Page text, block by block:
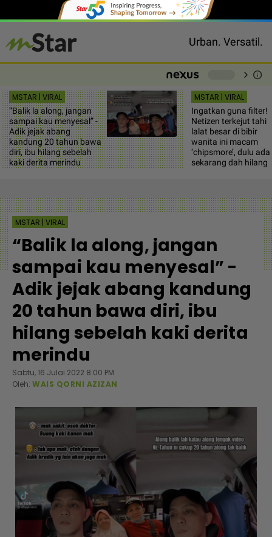
Urban. Versatil.
chevron_right info
MSTAR | VIRAL
“Balik la along, jangan
sampai kau menyesal” -
Adik jejak abang
kandung 20 tahun bawa
diri, ibu hilang sebelah
kaki derita merindu
MSTAR | VIRAL
Ingatkan guna filter!
Netizen terkejut tahi
lalat besar di bibir
wanita ini macam
‘chipsmore’, dulu ada
sekarang dah hilang
MSTAR | VIRAL
“Balik la along, jangan
sampai kau menyesal” -
Adik jejak abang kandung
20 tahun bawa diri, ibu
hilang sebelah kaki derita
merindu
Sabtu, 16 Julai 2022 8:00 PM
Oleh: WAIS QORNI AZIZAN